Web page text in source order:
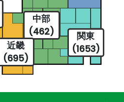
関東
(1653)
中部
(462)
近畿
(695)